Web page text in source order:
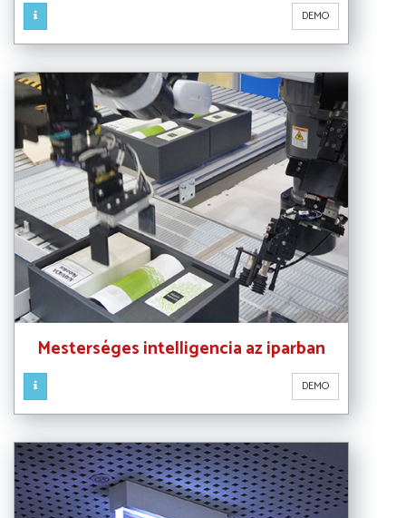
DEMO
Mesterséges intelligencia az iparban
DEMO